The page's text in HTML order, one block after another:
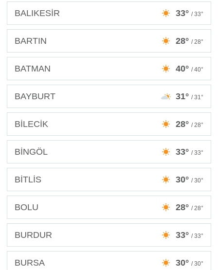
BALIKESİR 33° / 33°
BARTIN 28° / 28°
BATMAN 40° / 40°
BAYBURT 31° / 31°
BİLECİK 28° / 28°
BİNGÖL 33° / 33°
BİTLİS 30° / 30°
BOLU 28° / 28°
BURDUR 33° / 33°
BURSA 30° / 30°